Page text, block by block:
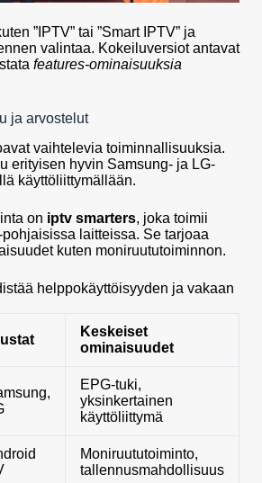
”IPTV” tai ”Smart IPTV” ja
valintaa. Kokeiluversiot antavat
features-ominaisuuksia
ja arvostelut
vaihtelevia toiminnallisuuksia.
erityisen hyvin Samsung- ja LG-
käyttöliittymällään.
on iptv smarters, joka toimii
laitteissa. Se tarjoaa
kuten moniruututoiminnon.
helppokäyttöisyyden ja vakaan
Keskeiset
ominaisuudet
EPG-tuki,
yksinkertainen
käyttöliittymä
Moniruututoiminto,
tallennusmahdollisuus